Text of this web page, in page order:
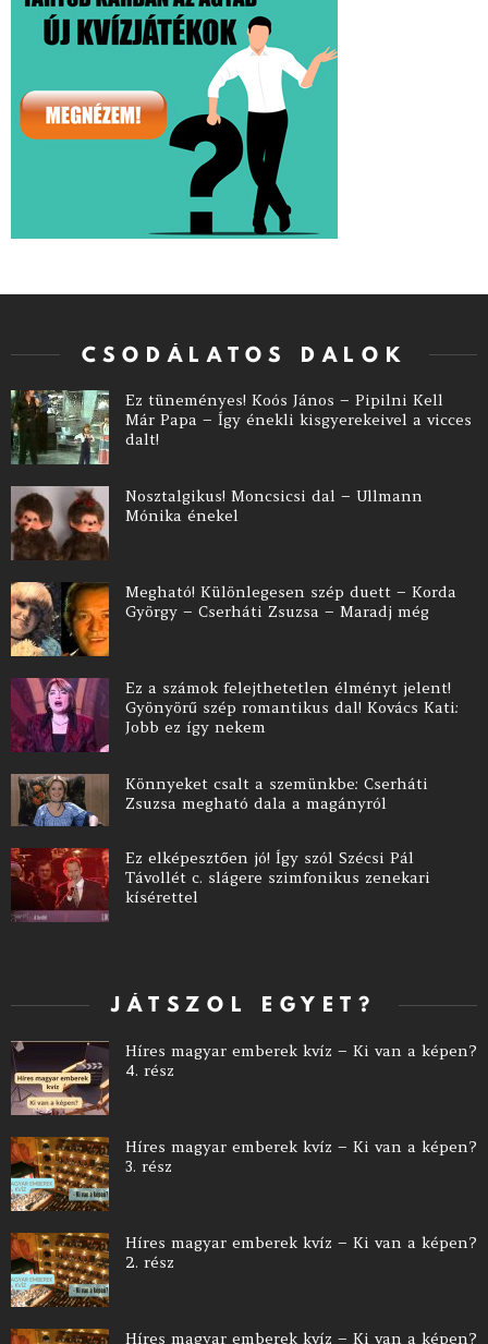
CSODÁLATOS DALOK
Ez tüneményes! Koós János – Pipilni Kell
Már Papa – Így énekli kisgyerekeivel a vicces
dalt!
Nosztalgikus! Moncsicsi dal – Ullmann
Mónika énekel
Megható! Különlegesen szép duett – Korda
György – Cserháti Zsuzsa – Maradj még
Ez a számok felejthetetlen élményt jelent!
Gyönyörű szép romantikus dal! Kovács Kati:
Jobb ez így nekem
Könnyeket csalt a szemünkbe: Cserháti
Zsuzsa megható dala a magányról
Ez elképesztően jó! Így szól Szécsi Pál
Távollét c. slágere szimfonikus zenekari
kísérettel
JÁTSZOL EGYET?
Híres magyar emberek kvíz – Ki van a képen?
4. rész
Híres magyar emberek kvíz – Ki van a képen?
3. rész
Híres magyar emberek kvíz – Ki van a képen?
2. rész
Híres magyar emberek kvíz – Ki van a képen?